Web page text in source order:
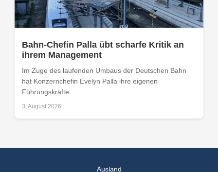
Bahn-Chefin Palla übt scharfe Kritik an
ihrem Management
Im Zuge des laufenden Umbaus der Deutschen Bahn
hat Konzernchefin Evelyn Palla ihre eigenen
Führungskräfte...
3. August 2026
Ausland